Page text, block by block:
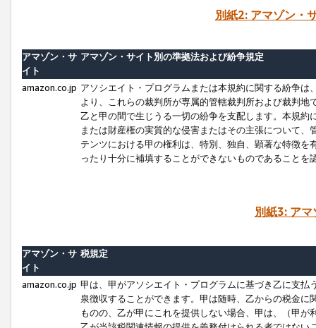
別紙2: アマゾン・
アマゾン・サ
イト
アマゾン・サイト別の準拠法および紛争規定
amazon.co.jp アソシエイト・プログラムまたは本規約に関する紛争
より、これらの裁判所が専属的管轄裁判所および裁判
乙と甲の間で生じうる一切の紛争を支配します。本規
または財産権の実質的な侵害またはその主張について
テンツにおける甲の権利は、特別、独自、顕著な特徴
ったり十分に補填することができないものであることを
別紙3: ア
アマゾン・サ
イト
税規定
amazon.co.jp 甲は、甲がアソシエイト・プログラムに基づき乙に支
泉徴収することができます。甲は随時、乙からの税金
ものの、乙が甲にこれを提供しない場合、甲は、（甲